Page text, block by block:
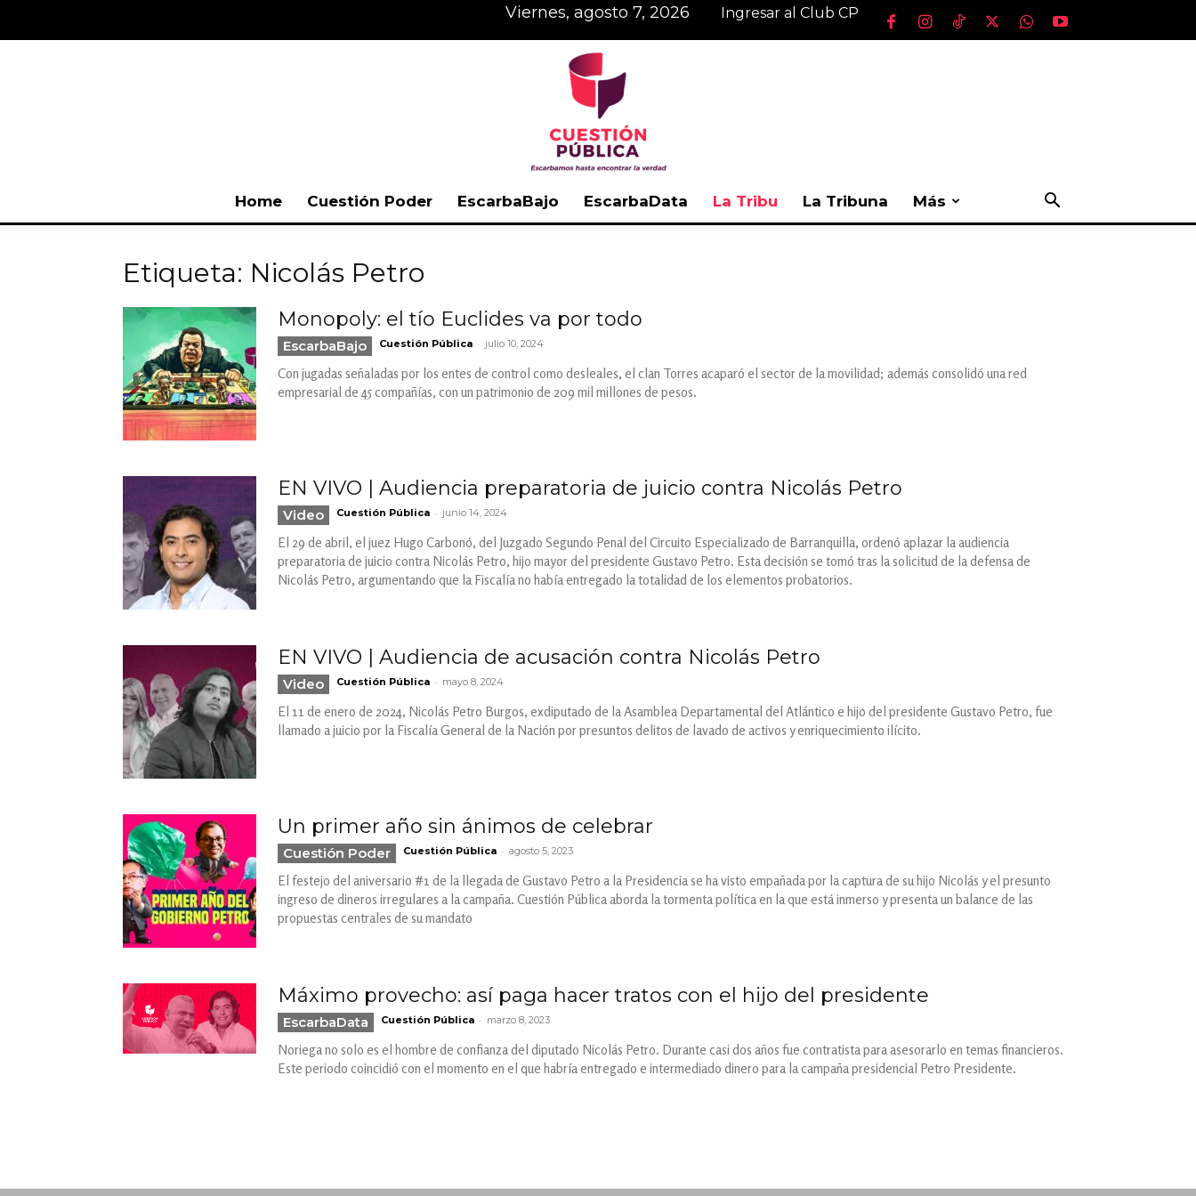
viernes, agosto 7, 2026 Ingresar al Club CP
Home Cuestión Poder EscarbaBajo EscarbaData La Tribu La Tribuna Más
Etiqueta: Nicolás Petro
Monopoly: el tío Euclides va por todo
EscarbaBajo Cuestión Pública - julio 10, 2024
Con jugadas señaladas por los entes de control como desleales, el clan Torres acaparó el sector de la movilidad; además consolidó una red
empresarial de 45 compañías, con un patrimonio de 209 mil millones de pesos.
EN VIVO | Audiencia preparatoria de juicio contra Nicolás Petro
Video Cuestión Pública - junio 14, 2024
El 29 de abril, el juez Hugo Carbonó, del Juzgado Segundo Penal del Circuito Especializado de Barranquilla, ordenó aplazar la audiencia
preparatoria de juicio contra Nicolás Petro, hijo mayor del presidente Gustavo Petro. Esta decisión se tomó tras la solicitud de la defensa de
Nicolás Petro, argumentando que la Fiscalía no había entregado la totalidad de los elementos probatorios.
EN VIVO | Audiencia de acusación contra Nicolás Petro
Video Cuestión Pública - mayo 8, 2024
El 11 de enero de 2024, Nicolás Petro Burgos, exdiputado de la Asamblea Departamental del Atlántico e hijo del presidente Gustavo Petro, fue
llamado a juicio por la Fiscalía General de la Nación por presuntos delitos de lavado de activos y enriquecimiento ilícito.
Un primer año sin ánimos de celebrar
Cuestión Poder Cuestión Pública - agosto 5, 2023
El festejo del aniversario #1 de la llegada de Gustavo Petro a la Presidencia se ha visto empañada por la captura de su hijo Nicolás y el presunto
ingreso de dineros irregulares a la campaña. Cuestión Pública aborda la tormenta política en la que está inmerso y presenta un balance de las
propuestas centrales de su mandato
Máximo provecho: así paga hacer tratos con el hijo del presidente
EscarbaData Cuestión Pública - marzo 8, 2023
Noriega no solo es el hombre de confianza del diputado Nicolás Petro. Durante casi dos años fue contratista para asesorarlo en temas financieros.
Este periodo coincidió con el momento en el que habría entregado e intermediado dinero para la campaña presidencial Petro Presidente.